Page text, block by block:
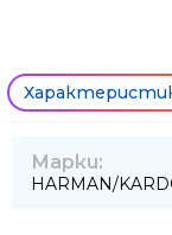
Марки:
HARMAN/